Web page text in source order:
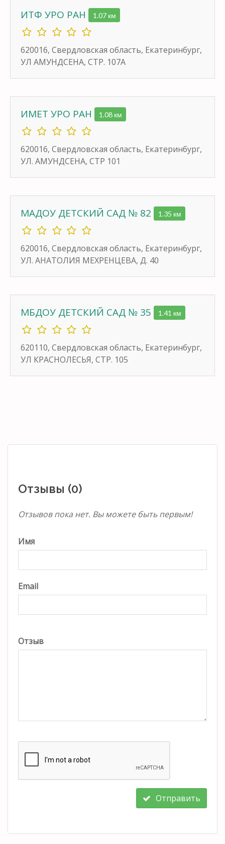
ИТФ УРО РАН 1.07 км
620016, Свердловская область, Екатеринбург,
УЛ АМУНДСЕНА, СТР. 107А
ИМЕТ УРО РАН 1.08 км
620016, Свердловская область, Екатеринбург,
УЛ. АМУНДСЕНА, СТР 101
МАДОУ ДЕТСКИЙ САД № 82 1.35 км
620016, Свердловская область, Екатеринбург,
УЛ. АНАТОЛИЯ МЕХРЕНЦЕВА, Д. 40
МБДОУ ДЕТСКИЙ САД № 35 1.41 км
620110, Свердловская область, Екатеринбург,
УЛ КРАСНОЛЕСЬЯ, СТР. 105
Отзывы (0)
Отзывов пока нет. Вы можете быть первым!
Имя
Email
Отзыв
Отправить